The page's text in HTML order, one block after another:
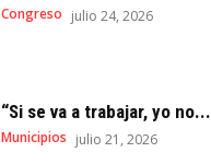
Congreso julio 24, 2026
“Si se va a trabajar, yo no...
Municipios julio 21, 2026